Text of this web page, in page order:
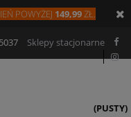
IEŃ POWYŻEJ 149,99ZŁ.
Sklepy stacjonarne
(PUSTY)